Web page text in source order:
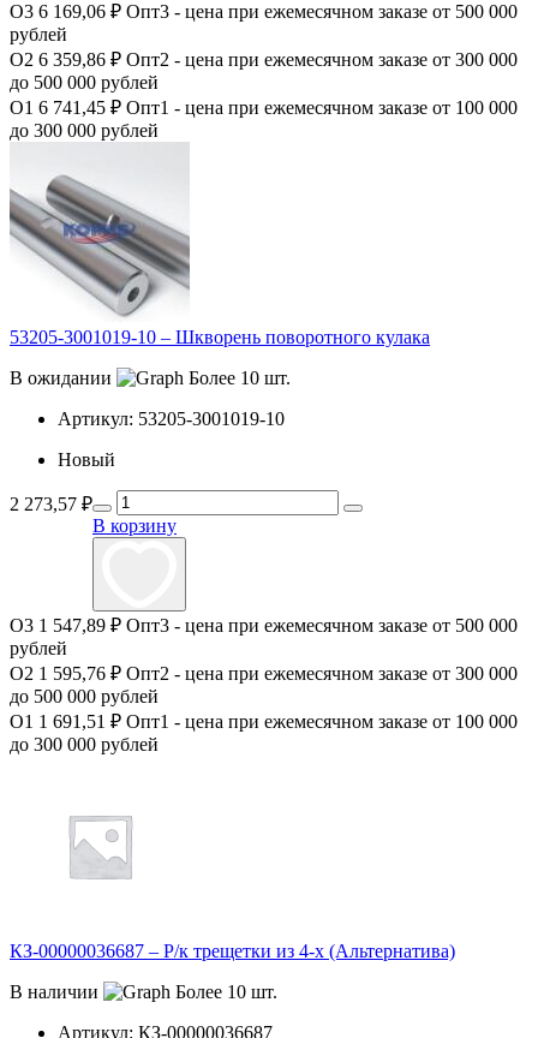
О3 6 169,06 ₽ Опт3 - цена при ежемесячном заказе от 500 000
рублей
О2 6 359,86 ₽ Опт2 - цена при ежемесячном заказе от 300 000
до 500 000 рублей
О1 6 741,45 ₽ Опт1 - цена при ежемесячном заказе от 100 000
до 300 000 рублей
53205-3001019-10 – Шкворень поворотного кулака
В ожидании
Более 10 шт.
Артикул: 53205-3001019-10
Новый
2 273,57 ₽
В корзину
О3 1 547,89 ₽ Опт3 - цена при ежемесячном заказе от 500 000
рублей
О2 1 595,76 ₽ Опт2 - цена при ежемесячном заказе от 300 000
до 500 000 рублей
О1 1 691,51 ₽ Опт1 - цена при ежемесячном заказе от 100 000
до 300 000 рублей
КЗ-00000036687 – Р/к трещетки из 4-х (Альтернатива)
В наличии
Более 10 шт.
Артикул: КЗ-00000036687